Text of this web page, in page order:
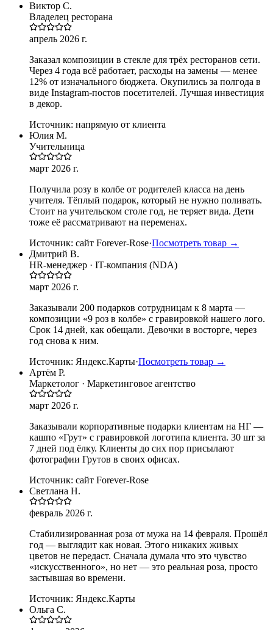
Виктор С.
Владелец ресторана
апрель 2026 г.
Заказал композиции в стекле для трёх ресторанов сети.
Через 4 года всё работает, расходы на замены — менее
12% от изначального бюджета. Окупились за полгода в
виде Instagram-постов посетителей. Лучшая инвестиция
в декор.
Источник: напрямую от клиента
Юлия М.
Учительница
март 2026 г.
Получила розу в колбе от родителей класса на день
учителя. Тёплый подарок, который не нужно поливать.
Стоит на учительском столе год, не теряет вида. Дети
тоже её рассматривают на переменах.
Источник: сайт Forever-Rose·Посмотреть товар →
Дмитрий В.
HR-менеджер · IT-компания (NDA)
март 2026 г.
Заказывали 200 подарков сотрудницам к 8 марта —
композиции «9 роз в колбе» с гравировкой нашего лого.
Срок 14 дней, как обещали. Девочки в восторге, через
год снова к ним.
Источник: Яндекс.Карты·Посмотреть товар →
Артём Р.
Маркетолог · Маркетинговое агентство
март 2026 г.
Заказывали корпоративные подарки клиентам на НГ —
кашпо «Грут» с гравировкой логотипа клиента. 30 шт за
7 дней под ёлку. Клиенты до сих пор присылают
фотографии Грутов в своих офисах.
Источник: сайт Forever-Rose
Светлана Н.
февраль 2026 г.
Стабилизированная роза от мужа на 14 февраля. Прошёл
год — выглядит как новая. Этого никаких живых
цветов не передаст. Сначала думала что это чувство
«искусственного», но нет — это реальная роза, просто
застывшая во времени.
Источник: Яндекс.Карты
Ольга С.